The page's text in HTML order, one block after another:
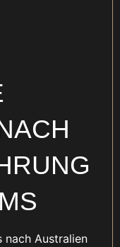
nach Australien